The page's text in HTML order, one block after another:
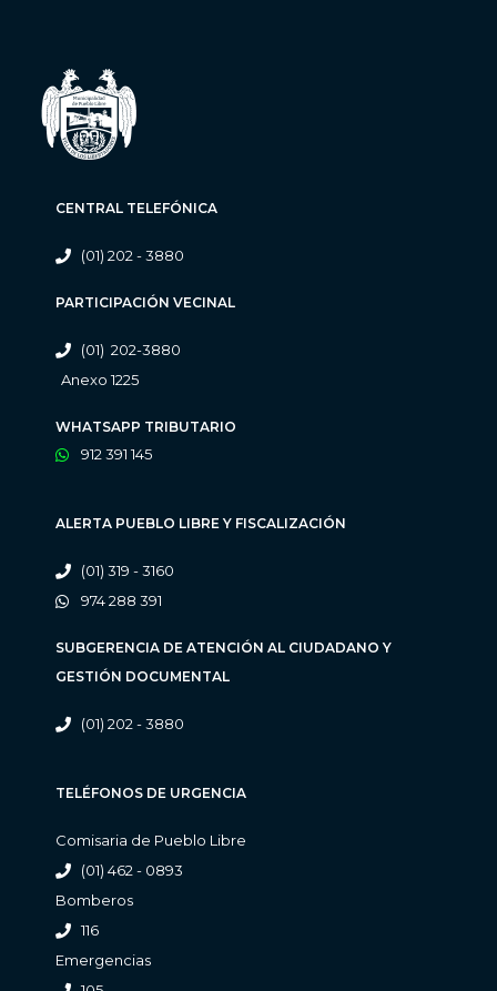
CENTRAL TELEFÓNICA
(01) 202 - 3880
PARTICIPACIÓN VECINAL
(01) 202-3880
Anexo 1225
WHATSAPP TRIBUTARIO
912 391 145
ALERTA PUEBLO LIBRE Y FISCALIZACIÓN
(01) 319 - 3160
974 288 391
SUBGERENCIA DE ATENCIÓN AL CIUDADANO Y
GESTIÓN DOCUMENTAL
(01) 202 - 3880
TELÉFONOS DE URGENCIA
Comisaria de Pueblo Libre
(01) 462 - 0893
Bomberos
116
Emergencias